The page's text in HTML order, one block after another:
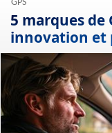
5 marques de
innovation et